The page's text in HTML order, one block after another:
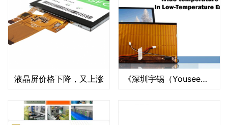
液晶屏价格下降，又上涨 《深圳宇锡（Yousee）-40℃低温工作屏定制，多种方案，安全可靠》